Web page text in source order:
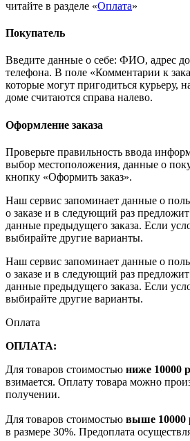
читайте в разделе «Оплата»
Покупатель
Введите данные о себе: ФИО, адрес
телефона. В поле «Комментарии к
которые могут пригодиться курьеру,
доме считаются справа налево.
Оформление заказа
Проверьте правильность ввода
выбор местоположения, данные о
кнопку «Оформить заказ».
Наш сервис запоминает данные о
о заказе и в следующий раз
данные предыдущего заказа. Если
выбирайте другие варианты.
Наш сервис запоминает данные о
о заказе и в следующий раз
данные предыдущего заказа. Если
выбирайте другие варианты.
Оплата
ОПЛАТА:
Для товаров стоимостью ниже 10000
взимается. Оплату товара можно
получении.
Для товаров стоимостью выше 10000
в размере 30%. Предоплата